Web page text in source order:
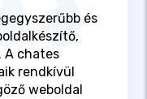
és
A chates
rendkívül
weboldal